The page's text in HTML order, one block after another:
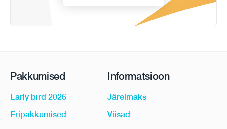
Pakkumised
Early bird 2026
Eripakkumised
Informatsioon
Järelmaks
Viisad